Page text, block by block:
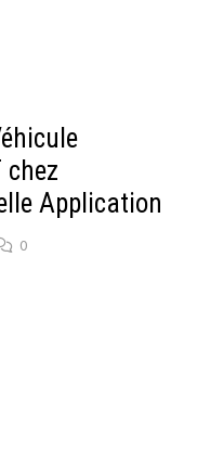
chez
Application
0